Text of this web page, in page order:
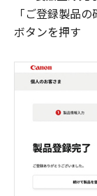
「ご登録製品の
ボタンを押す